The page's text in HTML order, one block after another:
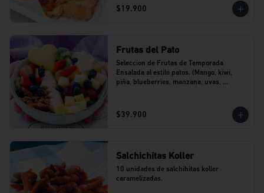
$19.900
Frutas del Pato
Seleccion de Frutas de Temporada
Ensalada al estilo patos. (Mango, kiwi,
piña, blueberries, manzana, uvas,
$39.900
Salchichitas Koller
10 unidades de salchihitas koller
caramelizadas.